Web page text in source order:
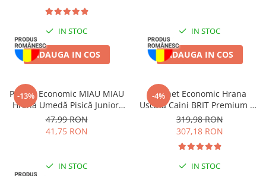
IN STOC
ADAUGA IN COS
IN STOC
ADAUGA IN COS
-13%
Pachet Economic MIAU MIAU
Hrană Umedă Pisică Junior,
Pui în sos, 24x100g
47,99 RON
41,75 RON
IN STOC
-4%
Pachet Economic Hrana
Uscata Caini BRIT Premium by
Nature Medium Adult 2x15kg
319,98 RON
307,18 RON
IN STOC